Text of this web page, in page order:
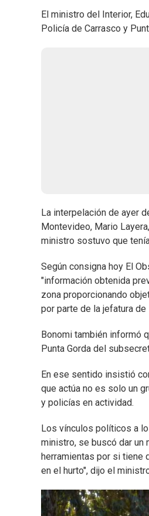
El ministro del Interior,
Policía de Carrasco y
La interpelación de ayer
Montevideo, Mario
ministro sostuvo que
Según consigna hoy El
"información obtenida
zona proporcionando
por parte de la jefatura
Bonomi también informó
Punta Gorda del
En ese sentido insistió
que actúa no es solo un
y policías en actividad.
Los vínculos políticos a
ministro, se buscó dar un
herramientas por si tiene
en el hurto", dijo el